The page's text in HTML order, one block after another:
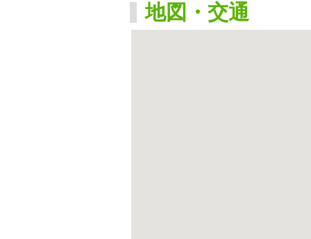
地図・交通